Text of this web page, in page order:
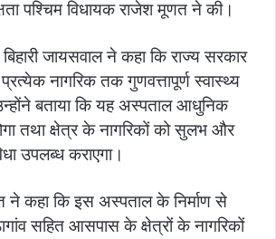
पश्चिम विधायक राजेश मूणत ने की।
जायसवाल ने कहा कि राज्य सरकार
नागरिक तक गुणवत्तापूर्ण स्वास्थ्य
बताया कि यह अस्पताल आधुनिक
तथा क्षेत्र के नागरिकों को सुलभ और
उपलब्ध कराएगा।
ने कहा कि इस अस्पताल के निर्माण से
सहित आसपास के क्षेत्रों के नागरिकों